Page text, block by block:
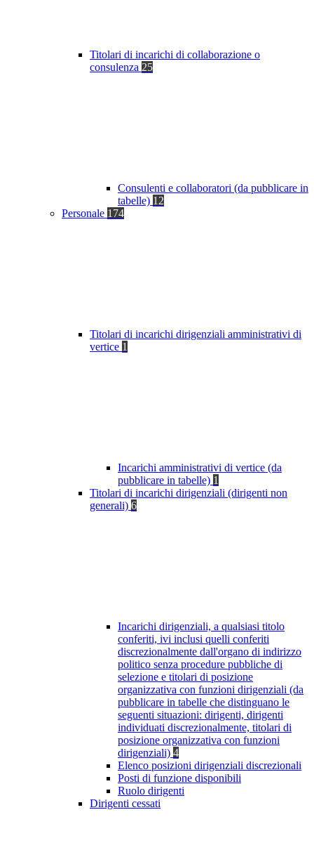
Titolari di incarichi di collaborazione o
consulenza 25
Consulenti e collaboratori (da pubblicare in
tabelle) 12
Personale 174
Titolari di incarichi dirigenziali amministrativi di
vertice 1
Incarichi amministrativi di vertice (da
pubblicare in tabelle) 1
Titolari di incarichi dirigenziali (dirigenti non
generali) 6
Incarichi dirigenziali, a qualsiasi titolo
conferiti, ivi inclusi quelli conferiti
discrezionalmente dall'organo di indirizzo
politico senza procedure pubbliche di
selezione e titolari di posizione
organizzativa con funzioni dirigenziali (da
pubblicare in tabelle che distinguano le
seguenti situazioni: dirigenti, dirigenti
individuati discrezionalmente, titolari di
posizione organizzativa con funzioni
dirigenziali) 4
Elenco posizioni dirigenziali discrezionali
Posti di funzione disponibili
Ruolo dirigenti
Dirigenti cessati